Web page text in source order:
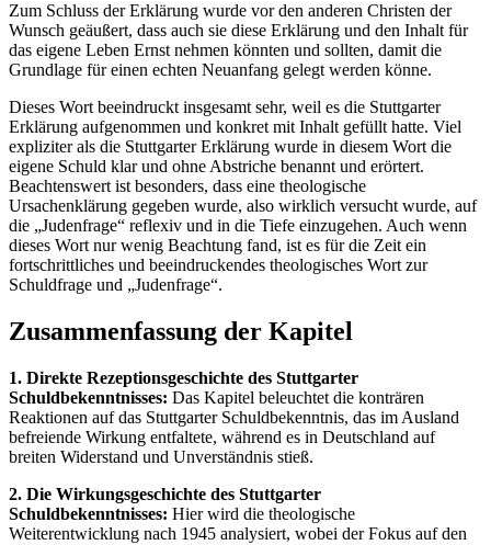
Zum Schluss der Erklärung wurde vor den anderen Christen der
Wunsch geäußert, dass auch sie diese Erklärung und den Inhalt für
das eigene Leben Ernst nehmen könnten und sollten, damit die
Grundlage für einen echten Neuanfang gelegt werden könne.
Dieses Wort beeindruckt insgesamt sehr, weil es die Stuttgarter
Erklärung aufgenommen und konkret mit Inhalt gefüllt hatte. Viel
expliziter als die Stuttgarter Erklärung wurde in diesem Wort die
eigene Schuld klar und ohne Abstriche benannt und erörtert.
Beachtenswert ist besonders, dass eine theologische
Ursachenklärung gegeben wurde, also wirklich versucht wurde, auf
die „Judenfrage“ reflexiv und in die Tiefe einzugehen. Auch wenn
dieses Wort nur wenig Beachtung fand, ist es für die Zeit ein
fortschrittliches und beeindruckendes theologisches Wort zur
Schuldfrage und „Judenfrage“.
Zusammenfassung der Kapitel
1. Direkte Rezeptionsgeschichte des Stuttgarter
Schuldbekenntnisses: Das Kapitel beleuchtet die konträren
Reaktionen auf das Stuttgarter Schuldbekenntnis, das im Ausland
befreiende Wirkung entfaltete, während es in Deutschland auf
breiten Widerstand und Unverständnis stieß.
2. Die Wirkungsgeschichte des Stuttgarter
Schuldbekenntnisses: Hier wird die theologische
Weiterentwicklung nach 1945 analysiert, wobei der Fokus auf den